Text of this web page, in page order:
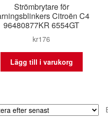
Strömbrytare för
Citroën C4
96480877KR 6554GT
kr176
Lägg till i varukorg